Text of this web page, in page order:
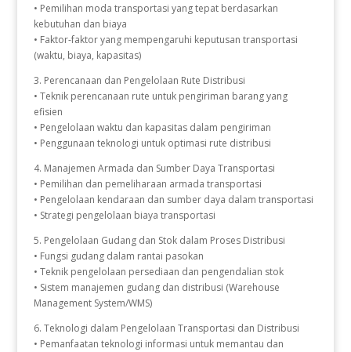
• Pemilihan moda transportasi yang tepat berdasarkan
kebutuhan dan biaya
• Faktor-faktor yang mempengaruhi keputusan transportasi
(waktu, biaya, kapasitas)
3. Perencanaan dan Pengelolaan Rute Distribusi
• Teknik perencanaan rute untuk pengiriman barang yang
efisien
• Pengelolaan waktu dan kapasitas dalam pengiriman
• Penggunaan teknologi untuk optimasi rute distribusi
4. Manajemen Armada dan Sumber Daya Transportasi
• Pemilihan dan pemeliharaan armada transportasi
• Pengelolaan kendaraan dan sumber daya dalam transportasi
• Strategi pengelolaan biaya transportasi
5. Pengelolaan Gudang dan Stok dalam Proses Distribusi
• Fungsi gudang dalam rantai pasokan
• Teknik pengelolaan persediaan dan pengendalian stok
• Sistem manajemen gudang dan distribusi (Warehouse
Management System/WMS)
6. Teknologi dalam Pengelolaan Transportasi dan Distribusi
• Pemanfaatan teknologi informasi untuk memantau dan